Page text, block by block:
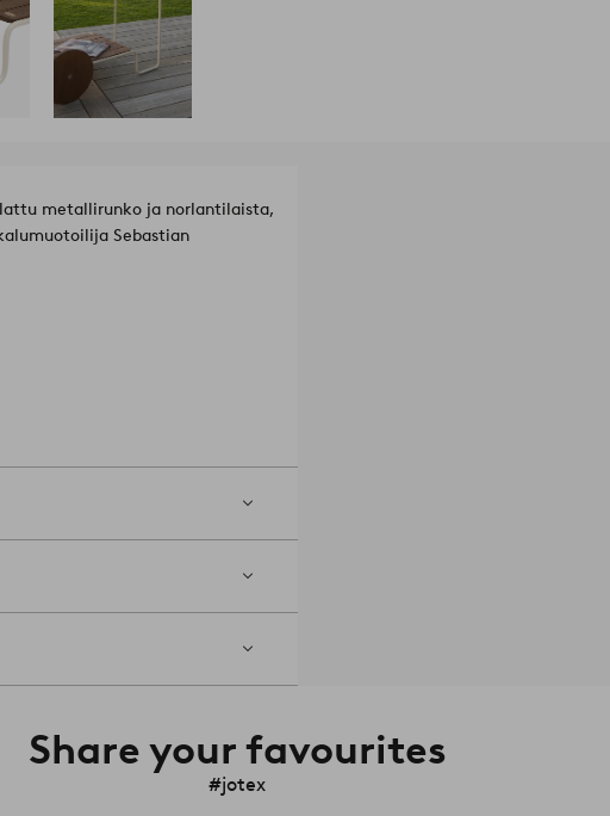
metallirunko ja norlantilaista,
Sebastian
Share your favourites
#jotex